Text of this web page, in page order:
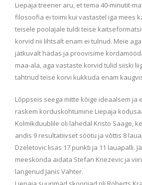
Liepaja treener aru, et tema 40-minutit-
filosoofia ei toimi kui vastastel iga mees
teisele poolajale tuldi teise
korvid nii lihtsalt enam ei tulnud. Meie
jätkuvalt hädas ja proovisime
maa-ala, aga vastaste korvid tulid siiski
tahtnud teise korvi kukkuda enam
Lõppseis seega mitte kõige ideaalsem ja
raskem korduskohtumine Liepaja
Kolmikduublile oli lähedal Kristo Saage,
andis 9 resultatiivset söötu ja võttis 8
Dzeletovic lisas 17 punkti ja 11 lauapalli.
meeskonda aidata Stefan Knezevic ja
langenud Janis Vahter.